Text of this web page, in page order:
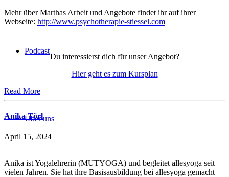
Podcast
Über uns
Mehr über Marthas Arbeit und Angebote findet ihr auf ihrer
Webseite: http://www.psychotherapie-stiessel.com
Du interessierst dich für unser Angebot?
Hier geht es zum Kursplan
Read More
Anika Törl
April 15, 2024
Anika ist Yogalehrerin (MUTYOGA) und begleitet allesyoga seit
vielen Jahren. Sie hat ihre Basisausbildung bei allesyoga gemacht